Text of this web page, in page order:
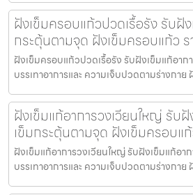
ฝังเข็มครอบแก้วปวดเรื้อรัง รับฝั
กระตุ้นตามจุด ฝังเข็มครอบแก้ว
ฝังเข็มครอบแก้วปวดเรื้อรัง รับฝังเข็มแก้อาก
บรรเทาอาการและ ความเจ็บปวดตามร่างกา
ฝังเข็มแก้อาการวงเวียนใหญ่ รับ
เข็มกระตุ้นตามจุด ฝังเข็มครอบแ
ฝังเข็มแก้อาการวงเวียนใหญ่ รับฝังเข็มแก้อา
บรรเทาอาการและ ความเจ็บปวดตามร่างกาย